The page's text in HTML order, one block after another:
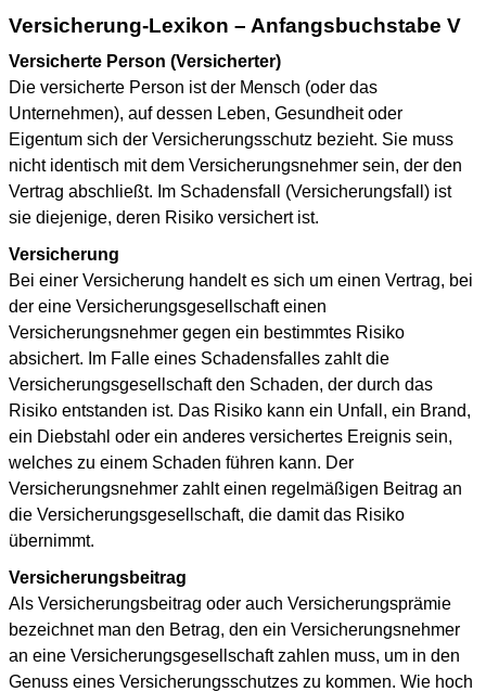
Versicherung-Lexikon – Anfangsbuchstabe V
Versicherte Person (Versicherter)
Die versicherte Person ist der Mensch (oder das
Unternehmen), auf dessen Leben, Gesundheit oder
Eigentum sich der Versicherungsschutz bezieht. Sie muss
nicht identisch mit dem Versicherungsnehmer sein, der den
Vertrag abschließt. Im Schadensfall (Versicherungsfall) ist
sie diejenige, deren Risiko versichert ist.
Versicherung
Bei einer Versicherung handelt es sich um einen Vertrag, bei
der eine Versicherungsgesellschaft einen
Versicherungsnehmer gegen ein bestimmtes Risiko
absichert. Im Falle eines Schadensfalles zahlt die
Versicherungsgesellschaft den Schaden, der durch das
Risiko entstanden ist. Das Risiko kann ein Unfall, ein Brand,
ein Diebstahl oder ein anderes versichertes Ereignis sein,
welches zu einem Schaden führen kann. Der
Versicherungsnehmer zahlt einen regelmäßigen Beitrag an
die Versicherungsgesellschaft, die damit das Risiko
übernimmt.
Versicherungsbeitrag
Als Versicherungsbeitrag oder auch Versicherungsprämie
bezeichnet man den Betrag, den ein Versicherungsnehmer
an eine Versicherungsgesellschaft zahlen muss, um in den
Genuss eines Versicherungsschutzes zu kommen. Wie hoch